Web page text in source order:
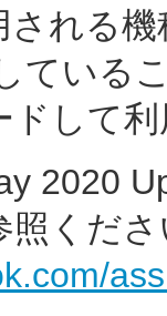
される
ている
ドして
2020
照くだ